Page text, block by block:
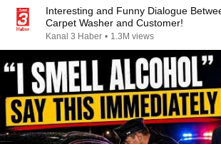
Interesting and Funny Dialogue
Carpet Washer and Customer!
Kanal 3 Haber • 1.3M views